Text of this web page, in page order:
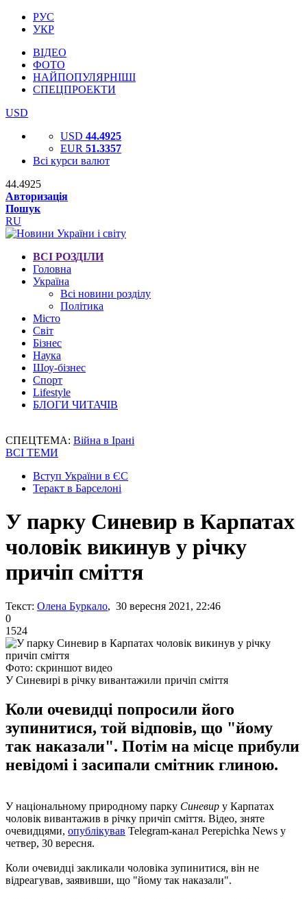
РУС
УКР
ВІДЕО
ФОТО
НАЙПОПУЛЯРНІШІ
СПЕЦПРОЕКТИ
USD
USD 44.4925
EUR 51.3357
Всі курси валют
44.4925
Авторизація
Пошук
RU
ВСІ РОЗДІЛИ
Головна
Україна
Всі новини розділу
Політика
Місто
Світ
Бізнес
Наука
Шоу-бізнес
Спорт
Lifestyle
БЛОГИ ЧИТАЧІВ
СПЕЦТЕМА: Війна в Ірані
ВСІ ТЕМИ
Вступ України в ЄС
Теракт в Барселоні
У парку Синевир в Карпатах
чоловік викинув у річку
причіп сміття
Текст: Олена Буркало, 30 вересня 2021, 22:46
0
1524
Фото: скриншот видео
У Синевирі в річку вивантажили причіп сміття
Коли очевидці попросили його
зупинитися, той відповів, що "йому
так наказали". Потім на місце прибули
невідомі і засипали смітник глиною.
У національному природному парку Синевир у Карпатах
чоловік вивантажив в річку причіп сміття. Відео, зняте
очевидцями, опублікував Telegram-канал Perepichka News у
четвер, 30 вересня.
Коли очевидці закликали чоловіка зупинитися, він не
відреагував, заявивши, що "йому так наказали".